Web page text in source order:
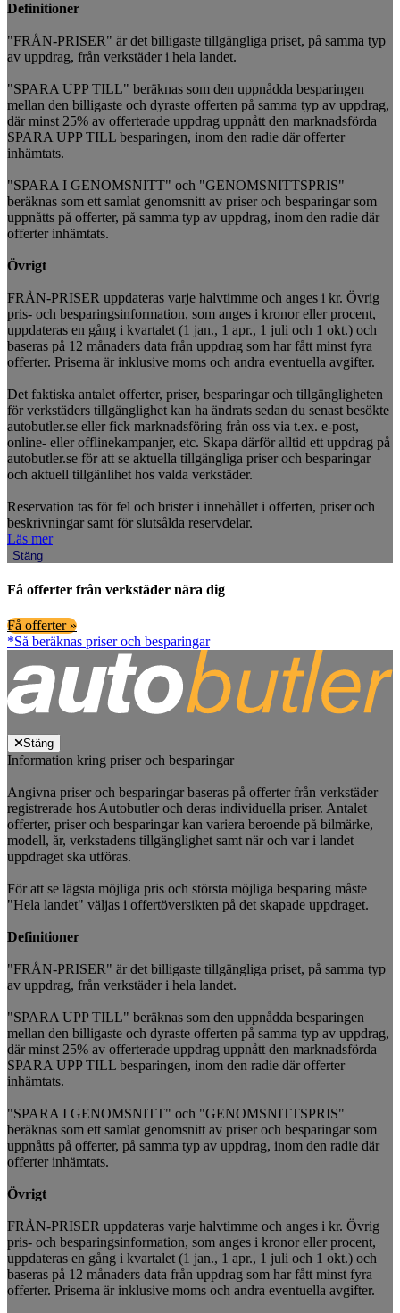
Definitioner
"FRÅN-PRISER" är det billigaste tillgängliga priset, på samma typ
av uppdrag, från verkstäder i hela landet.
"SPARA UPP TILL" beräknas som den uppnådda besparingen
mellan den billigaste och dyraste offerten på samma typ av uppdrag,
där minst 25% av offerterade uppdrag uppnått den marknadsförda
SPARA UPP TILL besparingen, inom den radie där offerter
inhämtats.
"SPARA I GENOMSNITT" och "GENOMSNITTSPRIS"
beräknas som ett samlat genomsnitt av priser och besparingar som
uppnåtts på offerter, på samma typ av uppdrag, inom den radie där
offerter inhämtats.
Övrigt
FRÅN-PRISER uppdateras varje halvtimme och anges i kr. Övrig
pris- och besparingsinformation, som anges i kronor eller procent,
uppdateras en gång i kvartalet (1 jan., 1 apr., 1 juli och 1 okt.) och
baseras på 12 månaders data från uppdrag som har fått minst fyra
offerter. Priserna är inklusive moms och andra eventuella avgifter.
Det faktiska antalet offerter, priser, besparingar och tillgängligheten
för verkstäders tillgänglighet kan ha ändrats sedan du senast besökte
autobutler.se eller fick marknadsföring från oss via t.ex. e-post,
online- eller offlinekampanjer, etc. Skapa därför alltid ett uppdrag på
autobutler.se för att se aktuella tillgängliga priser och besparingar
och aktuell tillgänlihet hos valda verkstäder.
Reservation tas för fel och brister i innehållet i offerten, priser och
beskrivningar samt för slutsålda reservdelar.
Läs mer
Stäng
Få offerter från verkstäder nära dig
Få offerter »
*Så beräknas priser och besparingar
Stäng
Information kring priser och besparingar
Angivna priser och besparingar baseras på offerter från verkstäder
registrerade hos Autobutler och deras individuella priser. Antalet
offerter, priser och besparingar kan variera beroende på bilmärke,
modell, år, verkstadens tillgänglighet samt när och var i landet
uppdraget ska utföras.
För att se lägsta möjliga pris och största möjliga besparing måste
"Hela landet" väljas i offertöversikten på det skapade uppdraget.
Definitioner
"FRÅN-PRISER" är det billigaste tillgängliga priset, på samma typ
av uppdrag, från verkstäder i hela landet.
"SPARA UPP TILL" beräknas som den uppnådda besparingen
mellan den billigaste och dyraste offerten på samma typ av uppdrag,
där minst 25% av offerterade uppdrag uppnått den marknadsförda
SPARA UPP TILL besparingen, inom den radie där offerter
inhämtats.
"SPARA I GENOMSNITT" och "GENOMSNITTSPRIS"
beräknas som ett samlat genomsnitt av priser och besparingar som
uppnåtts på offerter, på samma typ av uppdrag, inom den radie där
offerter inhämtats.
Övrigt
FRÅN-PRISER uppdateras varje halvtimme och anges i kr. Övrig
pris- och besparingsinformation, som anges i kronor eller procent,
uppdateras en gång i kvartalet (1 jan., 1 apr., 1 juli och 1 okt.) och
baseras på 12 månaders data från uppdrag som har fått minst fyra
offerter. Priserna är inklusive moms och andra eventuella avgifter.